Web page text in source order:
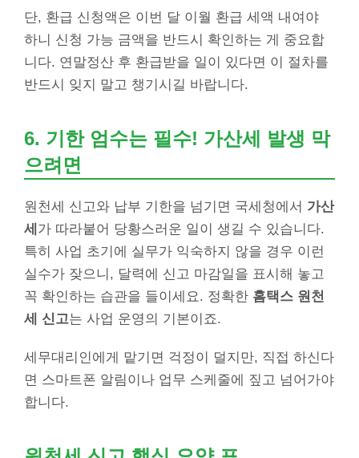
단, 환급 신청액은 이번 달 이월 환급 세액 내여야
하니 신청 가능 금액을 반드시 확인하는 게 중요합
니다. 연말정산 후 환급받을 일이 있다면 이 절차를
반드시 잊지 말고 챙기시길 바랍니다.
6. 기한 엄수는 필수! 가산세 발생 막
으려면
원천세 신고와 납부 기한을 넘기면 국세청에서 가산
세 가 따라붙어 당황스러운 일이 생길 수 있습니다.
특히 사업 초기에 실무가 익숙하지 않을 경우 이런
실수가 잦으니, 달력에 신고 마감일을 표시해 놓고
꼭 확인하는 습관을 들이세요. 정확한 홈택스 원천
세 신고는 사업 운영의 기본이죠.
세무대리인에게 맡기면 걱정이 덜지만, 직접 하신다
면 스마트폰 알림이나 업무 스케줄에 짚고 넘어가야
합니다.